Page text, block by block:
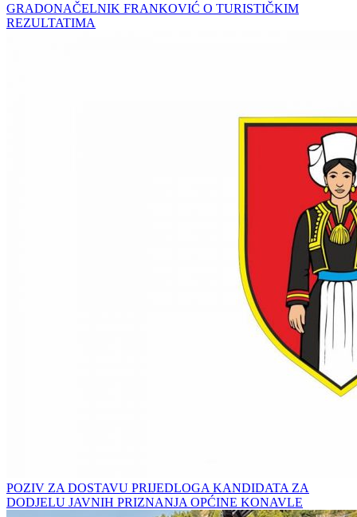
GRADONAČELNIK FRANKOVIĆ O TURISTIČKIM
REZULTATIMA
POZIV ZA DOSTAVU PRIJEDLOGA KANDIDATA ZA
DODJELU JAVNIH PRIZNANJA OPĆINE KONAVLE